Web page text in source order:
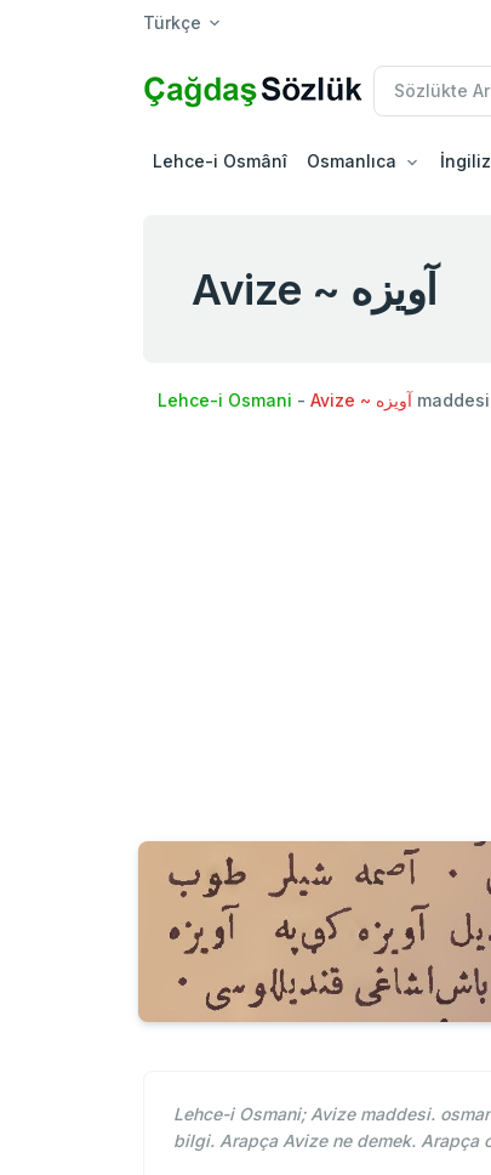
Türkçe
Lehce-i Osmânî Osmanlıca
Avize ~ آويزه
Lehce-i Osmani - Avize ~ آويزه
Lehce-i Osmani; Avize maddesi.
bilgi. Arapça Avize ne demek. Arapça